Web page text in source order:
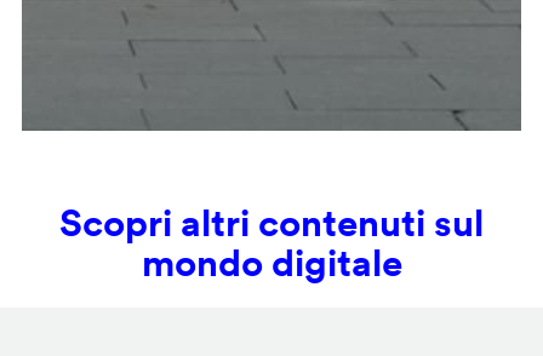
Scopri altri contenuti sul
mondo digitale